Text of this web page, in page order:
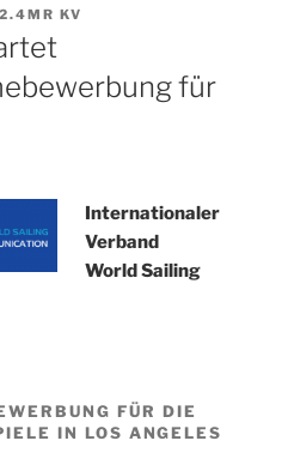
2.4MR KV
für
Internationaler
Verband
World Sailing
FÜR DIE
IN LOS ANGELES